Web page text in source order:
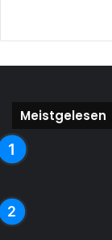
Meistgelesen